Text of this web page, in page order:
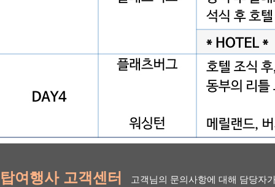
탑여행사 고객센터 고객님의 문의사항에 대해 담당자